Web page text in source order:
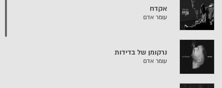
אקדח
עומר אדם
נרקומן של בדידות
עומר אדם